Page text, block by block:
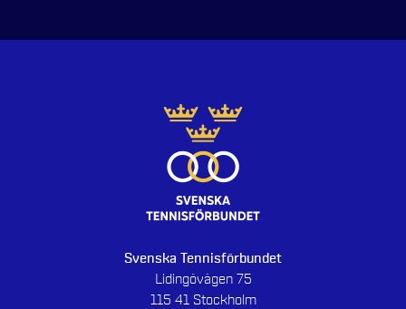
Svenska Tennisförbundet
Lidingövägen 75
115 41 Stockholm